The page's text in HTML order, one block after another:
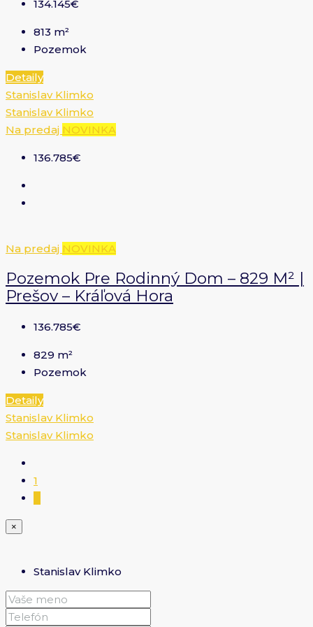
134.145€
813 m²
Pozemok
Detaily
Stanislav Klimko
Stanislav Klimko
Na predaj NOVINKA
136.785€
Na predaj NOVINKA
Pozemok Pre Rodinný Dom – 829 M² |
Prešov – Kráľová Hora
136.785€
829 m²
Pozemok
Detaily
Stanislav Klimko
Stanislav Klimko
1
×
Stanislav Klimko